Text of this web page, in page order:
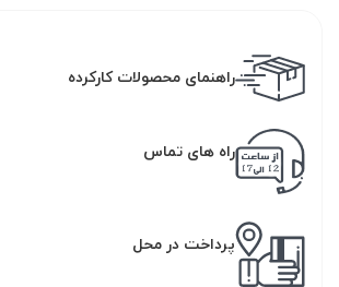
راهنمای محصولات کارکرده
راه های تماس
پرداخت در محل